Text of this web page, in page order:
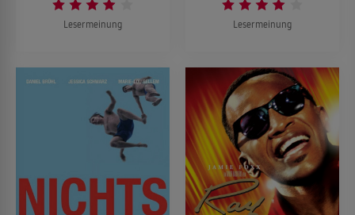
Lesermeinung Lesermeinung